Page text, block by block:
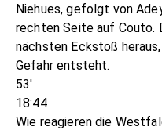
Niehues, gefolgt von
rechten Seite auf Couto.
nächsten Eckstoß
Gefahr entsteht.
53'
18:44
Wie reagieren die